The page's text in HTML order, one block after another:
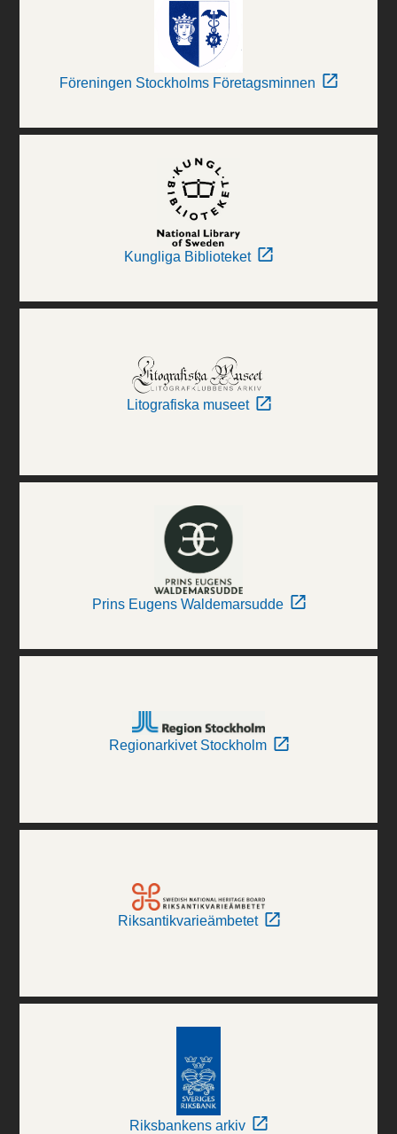
Föreningen Stockholms Företagsminnen
Kungliga Biblioteket
Litografiska museet
Prins Eugens Waldemarsudde
Regionarkivet Stockholm
Riksantikvarieämbetet
Riksbankens arkiv